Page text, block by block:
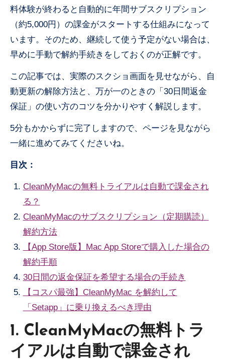
料体験が終わると自動的に年間サブスクリプション
（約5,000円）の課金がスタートする仕組みになって
います。そのため、継続して使う予定がない場合は、
早めに手動で解約手続きをしておくのが正解です。
この記事では、実際のスクショ画面を見せながら、自
動更新の解除方法と、万が一のときの「30日間返金
保証」の使い方のコツを分かりやすく解説します。
5分もかからずに完了しますので、ページを見ながら
一緒に進めてみてくださいね。
目次：
CleanMyMacの無料トライアルは自動で課金され
る？
CleanMyMacのサブスクリプション（定期購読）
解約方法
【App Store版】Mac App Storeで購入した場合の
解約手順
30日間の返金保証を希望する場合の手続き
【コスパ最強】CleanMyMac を解約して
「Setapp」に乗り換えるべき理由
1. CleanMyMacの無料トラ
イアルは自動で課金され